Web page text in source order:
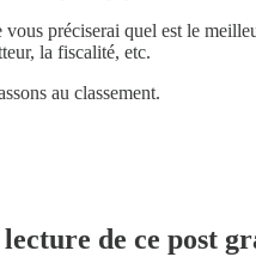
préciserai quel est le
la fiscalité, etc.
au classement.
de ce post